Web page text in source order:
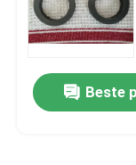
Hybride
Het Lager van
Beste